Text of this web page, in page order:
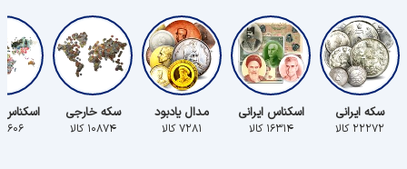
سکه ایرانی
۲۲۲۷۲ کالا
اسکناس ایرانی
۱۶۳۱۴ کالا
مدال یادبود
۷۲۸۱ کالا
سکه خارجی
۱۰۸۷۴ کالا ۵۶۰۶ کالا